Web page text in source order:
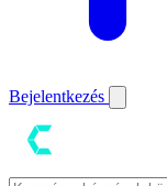
Bejelentkezés